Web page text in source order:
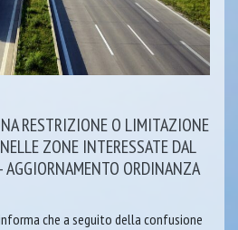
RESTRIZIONE O LIMITAZIONE
ZONE INTERESSATE DAL
ORDINANZA
che a seguito della confusione